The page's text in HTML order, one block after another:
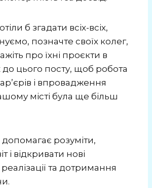
б згадати всіх-всіх,
позначте своїх колег,
про їхні проєкти в
цього посту, щоб робота
і впровадження
місті була ще більш
розуміти,
і відкривати нові
та дотримання